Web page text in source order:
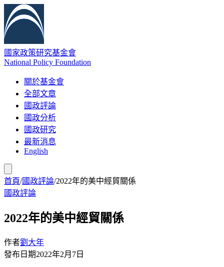
國家政策研究基金會
National Policy Foundation
關於基金會
全部文章
國政評論
國政分析
國政研究
最新消息
English
首頁/國政評論/2022年的美中經貿關係
國政評論
2022年的美中經貿關係
作者劉大年
發布日期2022年2月7日